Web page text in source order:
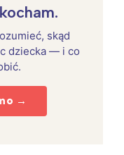
skąd
dziecka — i co
→